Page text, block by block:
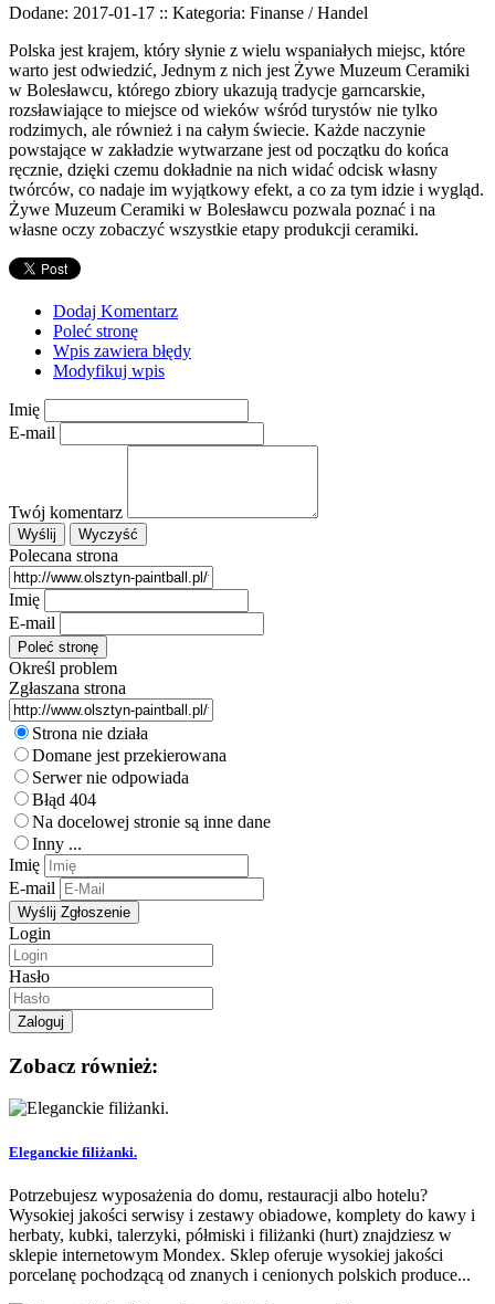
Dodane: 2017-01-17 :: Kategoria: Finanse / Handel
Polska jest krajem, który słynie z wielu wspaniałych miejsc, które
warto jest odwiedzić, Jednym z nich jest Żywe Muzeum Ceramiki
w Bolesławcu, którego zbiory ukazują tradycje garncarskie,
rozsławiające to miejsce od wieków wśród turystów nie tylko
rodzimych, ale również i na całym świecie. Każde naczynie
powstające w zakładzie wytwarzane jest od początku do końca
ręcznie, dzięki czemu dokładnie na nich widać odcisk własny
twórców, co nadaje im wyjątkowy efekt, a co za tym idzie i wygląd.
Żywe Muzeum Ceramiki w Bolesławcu pozwala poznać i na
własne oczy zobaczyć wszystkie etapy produkcji ceramiki.
Dodaj Komentarz
Poleć stronę
Wpis zawiera błędy
Modyfikuj wpis
Imię
E-mail
Twój komentarz
Polecana strona
Imię
E-mail
Określ problem
Zgłaszana strona
Strona nie działa
Domane jest przekierowana
Serwer nie odpowiada
Błąd 404
Na docelowej stronie są inne dane
Inny ...
Imię
E-mail
Login
Hasło
Zobacz również:
Eleganckie filiżanki.
Potrzebujesz wyposażenia do domu, restauracji albo hotelu?
Wysokiej jakości serwisy i zestawy obiadowe, komplety do kawy i
herbaty, kubki, talerzyki, półmiski i filiżanki (hurt) znajdziesz w
sklepie internetowym Mondex. Sklep oferuje wysokiej jakości
porcelanę pochodzącą od znanych i cenionych polskich produce...